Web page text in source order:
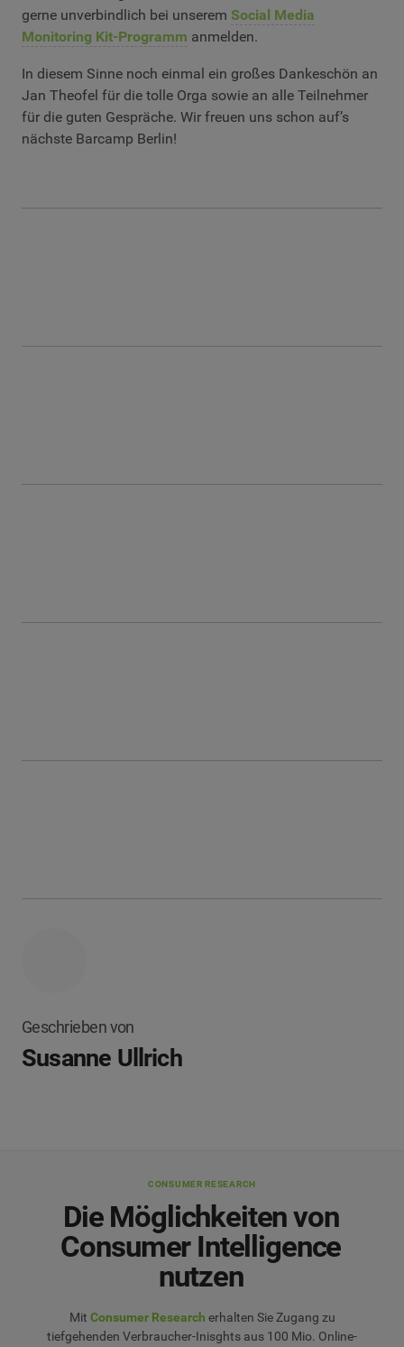
gerne unverbindlich bei unserem Social Media
Monitoring Kit-Programm anmelden.
In diesem Sinne noch einmal ein großes Dankeschön an
Jan Theofel für die tolle Orga sowie an alle Teilnehmer
für die guten Gespräche. Wir freuen uns schon auf’s
nächste Barcamp Berlin!
Geschrieben von
Susanne Ullrich
CONSUMER RESEARCH
Die Möglichkeiten von
Consumer Intelligence
nutzen
Mit Consumer Research erhalten Sie Zugang zu
tiefgehenden Verbraucher-Inisghts aus 100 Mio. Online-